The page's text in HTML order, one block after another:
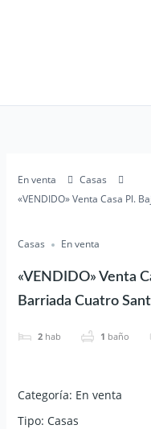
En venta
Casas
«VENDIDO» Venta Casa Pl.
Casas En venta
«VENDIDO» Venta
Barriada Cuatro
2 hab 1 baño
Categoría: En venta
Tipo: Casas